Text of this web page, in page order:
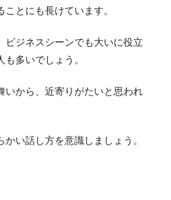
とにも長けています。
ビジネスシーンでも大いに役立
多いでしょう。
いから、近寄りがたいと思われ
い話し方を意識しましょう。